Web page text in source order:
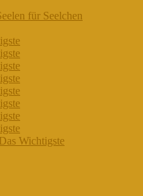
für Seelchen
Wichtigste